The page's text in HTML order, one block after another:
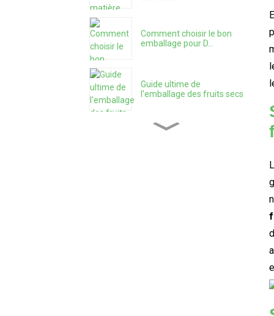
Comment choisir le bon
emballage pour D...
Guide ultime de
l'emballage des fruits secs